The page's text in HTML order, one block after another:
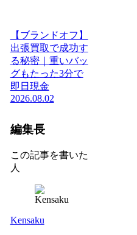
【ブランドオフ】
出張買取で成功す
る秘密｜重いバッ
グもたった3分で
即日現金
2026.08.02
編集長
この記事を書いた
人
Kensaku